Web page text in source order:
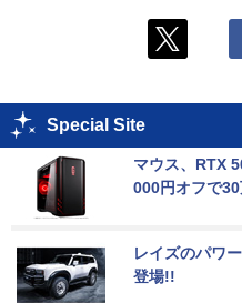
Special Site
マウス、RTX
000円オフで30
レイズのパワ
登場!!